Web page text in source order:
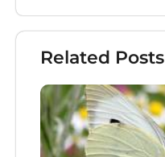
Related Posts